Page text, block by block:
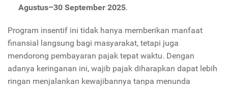
Agustus–30 September 2025.
Program insentif ini tidak hanya memberikan manfaat
finansial langsung bagi masyarakat, tetapi juga
mendorong pembayaran pajak tepat waktu. Dengan
adanya keringanan ini, wajib pajak diharapkan dapat lebih
ringan menjalankan kewajibannya tanpa menunda